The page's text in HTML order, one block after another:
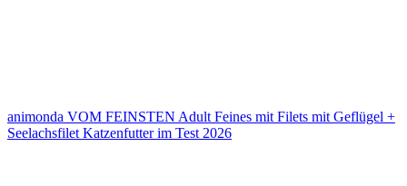
animonda VOM FEINSTEN Adult Feines mit Filets mit Geflügel +
Seelachsfilet Katzenfutter im Test 2026